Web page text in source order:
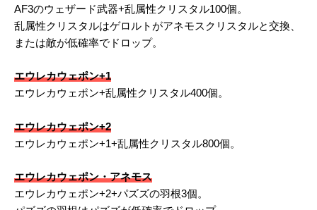
AF3のウェザード武器+乱属性クリスタル100個。
乱属性クリスタルはゲロルトがアネモスクリスタルと交換、
または敵が低確率でドロップ。
エウレカウェポン+1
エウレカウェポン+乱属性クリスタル400個。
エウレカウェポン+2
エウレカウェポン+1+乱属性クリスタル800個。
エウレカウェポン・アネモス
エウレカウェポン+2+パズズの羽根3個。